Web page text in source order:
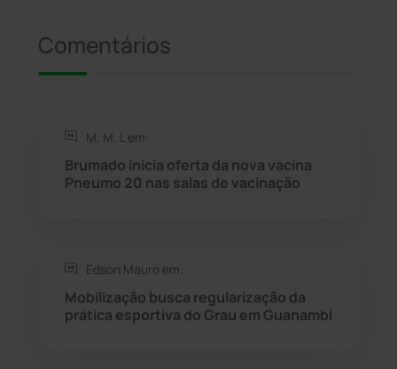
Riacho de Santana
Rio do Antônio
Rio do Pires
Seabra
Comentários
M. M. L em:
Brumado inicia oferta da nova vacina
Pneumo 20 nas salas de vacinação
Edson Mauro em:
Mobilização busca regularização da
prática esportiva do Grau em Guanambi